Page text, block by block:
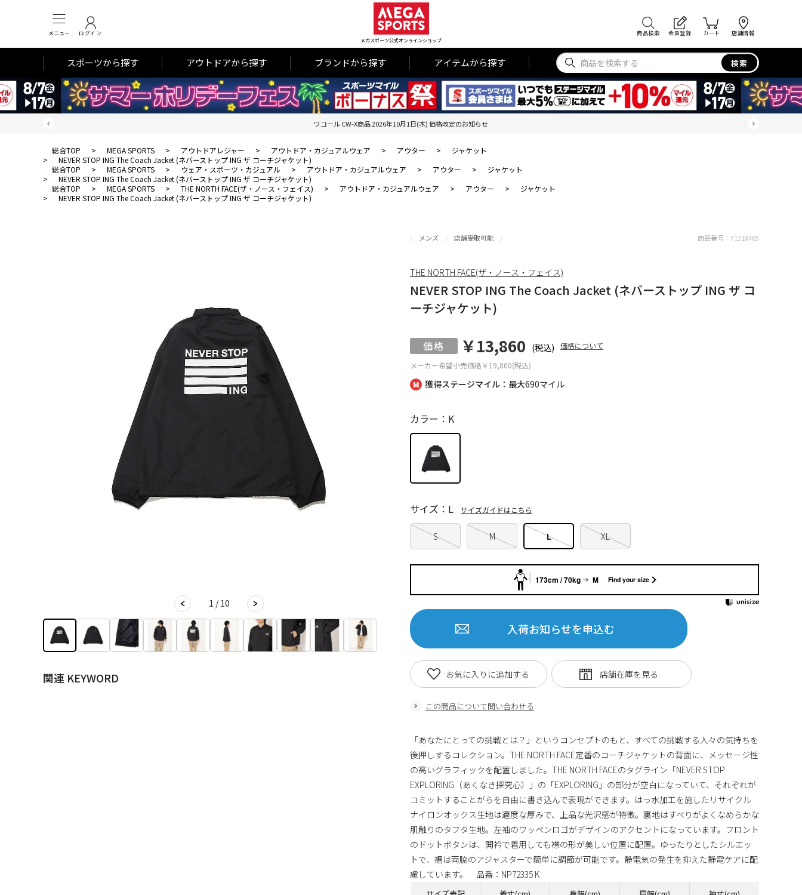
メニュー ログイン
メガスポーツ公式オンラインショップ
商品検索 会員登録 カート 店舗情報
スポーツから探す アウトドアから探す ブランドから探す アイテムから探す 検索
ワコール CW-X商品 2026年10月1日(木) 価格改定のお知らせ
総合TOP > MEGA SPORTS > アウトドアレジャー > アウトドア・カジュアルウェア > アウター >
ジャケット
>
NEVER STOP ING The Coach Jacket (ネバーストップ ING ザ コーチジャケット)
総合TOP
> MEGA SPORTS > ウェア・スポーツ・カジュアル > アウトドア・カジュアルウェア > アウター >
ジャケット
>
NEVER STOP ING The Coach Jacket (ネバーストップ ING ザ コーチジャケット)
総合TOP
> MEGA SPORTS > THE NORTH FACE(ザ・ノース・フェイス) > アウトドア・カジュアルウェア > アウター >
ジャケット
>
NEVER STOP ING The Coach Jacket (ネバーストップ ING ザ コーチジャケット)
1 / 10
関連 KEYWORD
獲得ステージマイル：最大690マイル
メンズ 店舗受取可能
NEVER STOP ING The Coach Jacket (ネバーストップ ING ザ コ
ーチジャケット)
メーカー希望小売価格￥19,800(税込)
￥13,860 (税込) 価格について
カラー：K
S M L XL
サイズ：L サイズガイドはこちら
入荷お知らせを申込む
この商品について問い合わせる
お気に入りに追加する
商品番号： 71218465
THE NORTH FACE(ザ・ノース・フェイス)
「あなたにとっての挑戦とは？」というコンセプトのもと、すべての挑戦する人々の気持ちを
後押しするコレクション。THE NORTH FACE定番のコーチジャケットの背面に、メッセージ性
の高いグラフィックを配置しました。THE NORTH FACEのタグライン「NEVER STOP
EXPLORING（あくなき探究心）」の「EXPLORING」の部分が空白になっていて、それぞれが
コミットすることがらを自由に書き込んで表現ができます。はっ水加工を施したリサイクル
ナイロンオックス生地は適度な厚みで、上品な光沢感が特徴。裏地はすべりがよくなめらかな
肌触りのタフタ生地。左袖のワッペンロゴがデザインのアクセントになっています。フロント
のドットボタンは、開衿で着用しても襟の形が美しい位置に配置。ゆったりとしたシルエッ
トで、裾は両脇のアジャスターで簡単に調節が可能です。静電気の発生を抑えた静電ケアに配
慮しています。 品番：NP72335 K
173cm / 70kg M Find your size